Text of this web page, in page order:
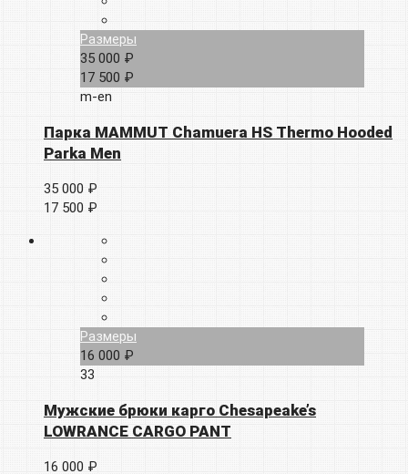
Размеры
35 000 ₽
17 500 ₽
m-en
Парка MAMMUT Chamuera HS Thermo Hooded
Parka Men
35 000 ₽
17 500 ₽
Размеры
16 000 ₽
33
Мужские брюки карго Chesapeake’s
LOWRANCE CARGO PANT
16 000 ₽